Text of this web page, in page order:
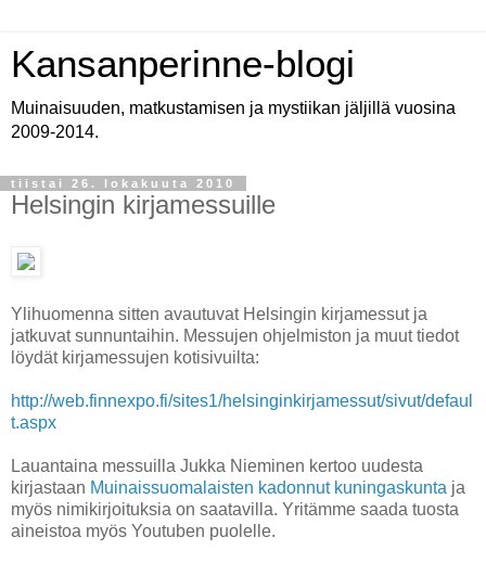
Kansanperinne-blogi
Muinaisuuden, matkustamisen ja mystiikan jäljillä vuosina
2009-2014.
tiistai 26. lokakuuta 2010
Helsingin kirjamessuille
Ylihuomenna sitten avautuvat Helsingin kirjamessut ja
jatkuvat sunnuntaihin. Messujen ohjelmiston ja muut tiedot
löydät kirjamessujen kotisivuilta:
http://web.finnexpo.fi/sites1/helsinginkirjamessut/sivut/defaul
t.aspx
Lauantaina messuilla Jukka Nieminen kertoo uudesta
kirjastaan Muinaissuomalaisten kadonnut kuningaskunta ja
myös nimikirjoituksia on saatavilla. Yritämme saada tuosta
aineistoa myös Youtuben puolelle.